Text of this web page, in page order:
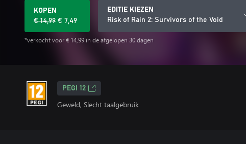
KOPEN
€ 14,99 € 7,49
*verkocht voor € 14,99 in de afgelopen 30 dagen
EDITIE KIEZEN
Risk of Rain 2: Survivors of the Void
PEGI 12
Geweld, Slecht taalgebruik